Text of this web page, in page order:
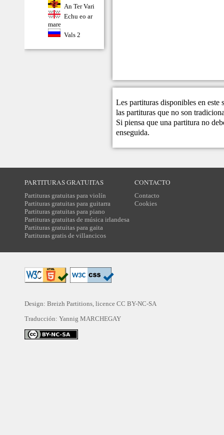
An Ter Vari
Echu eo ar
mare
Vals 2
Les partituras disponibles en este
las partituras que no son
Si piensa que una partitura no
enseguida.
PARTITURAS GRATUITAS
Partituras gratuitas para violín
Partituras gratuitas para guitarra
Partituras gratuitas para piano
Partituras gratuitas de música irlandesa
Partituras gratuitas para gaita
Partituras gratis de villancicos
CONTACTO
Contacto
Cookies
Design: Breizh Partitions, licence CC BY-NC-SA
Traducción: Yannig MARCHEGAY